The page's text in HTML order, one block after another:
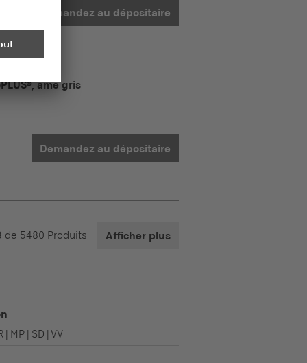
Demandez au dépositaire
âme gris
Demandez au dépositaire
de 5480 Produits Afficher plus
| MP | SD | VV